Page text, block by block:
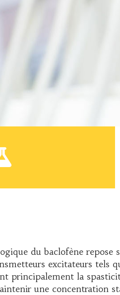
du baclofène
excitateurs tels
principalement la
une concentration